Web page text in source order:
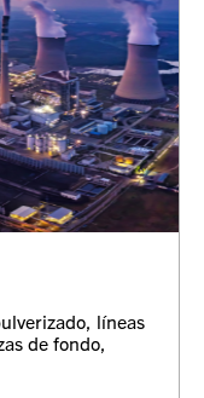
líneas
de fondo,